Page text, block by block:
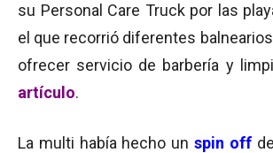
su Personal Care Truck por las
el que recorrió diferentes
ofrecer servicio de barbería y
artículo.
La multi había hecho un spin off